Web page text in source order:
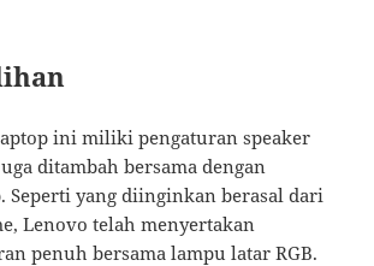
ini miliki pengaturan speaker
ditambah bersama dengan
Seperti yang diinginkan berasal dari
Lenovo telah menyertakan
penuh bersama lampu latar RGB.